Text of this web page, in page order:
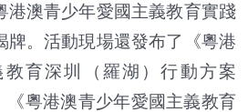
港澳青少年愛國主義教育實踐
牌。活動現場還發布了《粵港
育深圳（羅湖）行動方案
《粵港澳青少年愛國主義教育